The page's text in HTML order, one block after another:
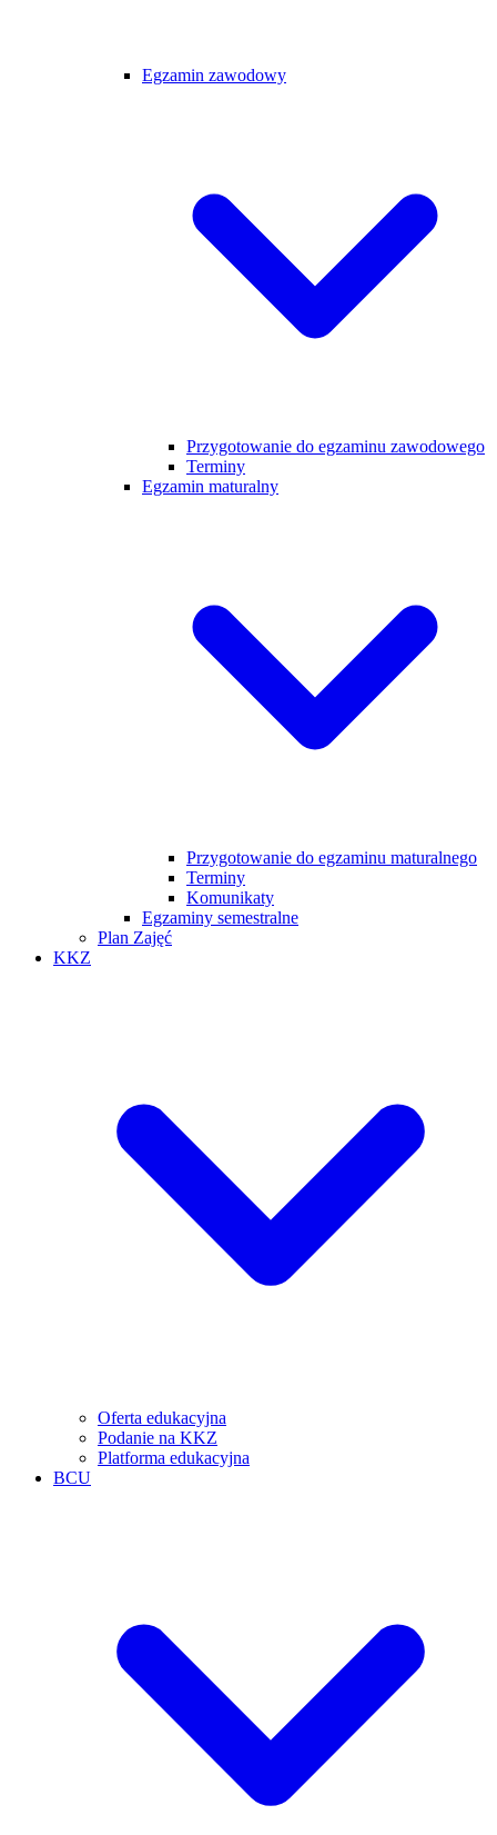
Egzamin zawodowy
Przygotowanie do egzaminu zawodowego
Terminy
Egzamin maturalny
Przygotowanie do egzaminu maturalnego
Terminy
Komunikaty
Egzaminy semestralne
Plan Zajęć
KKZ
Oferta edukacyjna
Podanie na KKZ
Platforma edukacyjna
BCU